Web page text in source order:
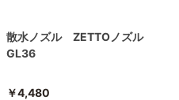
散水ノズル ZETTOノズル
GL36
￥4,480